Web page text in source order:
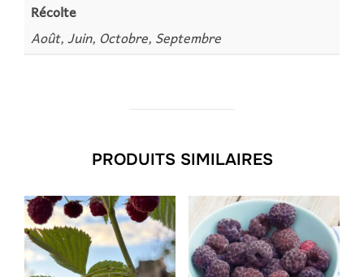
Récolte
Août, Juin, Octobre, Septembre
PRODUITS SIMILAIRES